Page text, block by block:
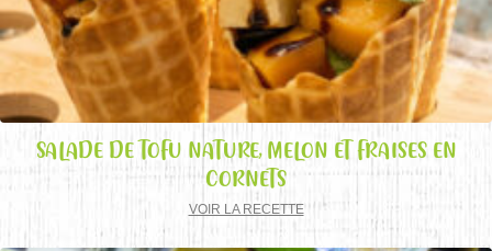
SALADE DE TOFU NATURE, MELON ET FRAISES EN
CORNETS
VOIR LA RECETTE